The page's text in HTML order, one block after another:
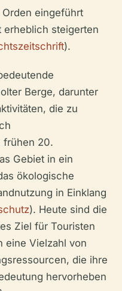
eingeführt
erheblich steigerten
).
Berge, darunter
die zu
frühen 20.
Gebiet in ein
ökologische
in Einklang
). Heute sind die
Ziel für Touristen
eine Vielzahl von
die ihre
hervorheben